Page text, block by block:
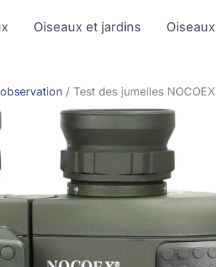
Oiseaux et jardins
Test des jumelles